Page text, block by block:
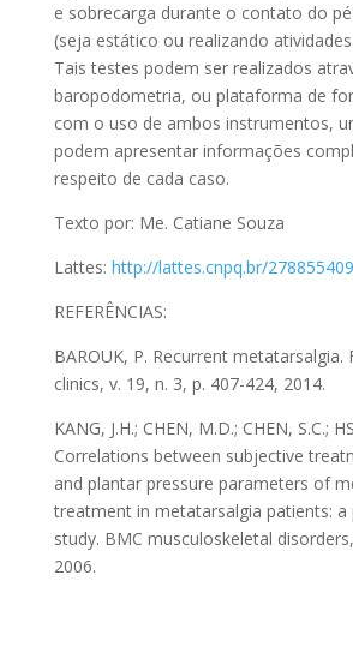
e sobrecarga durante o contato do
(seja estático ou realizando
Tais testes podem ser realizados
baropodometria, ou plataforma de
com o uso de ambos instrumentos,
podem apresentar informações
respeito de cada caso.
Texto por: Me. Catiane Souza
Lattes: http://lattes.cnpq.br/
REFERÊNCIAS:
BAROUK, P. Recurrent metatarsalgia.
clinics, v. 19, n. 3, p. 407-424, 2014.
KANG, J.H.; CHEN, M.D.; CHEN, S.C.;
Correlations between subjective
and plantar pressure parameters of
treatment in metatarsalgia patients: a
study. BMC musculoskeletal
2006.